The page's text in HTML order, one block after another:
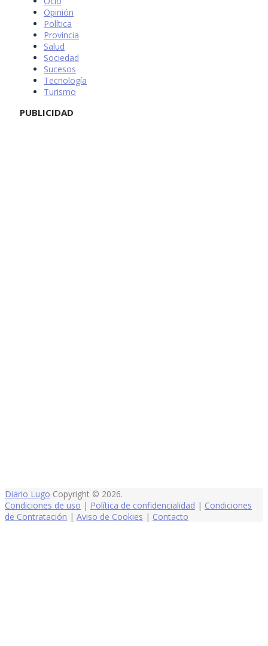
Opinión
Política
Provincia
Salud
Sociedad
Sucesos
Tecnología
Turismo
PUBLICIDAD
Diario Lugo Copyright © 2026.
Condiciones de uso | Política de confidencialidad | Condiciones
de Contratación | Aviso de Cookies | Contacto